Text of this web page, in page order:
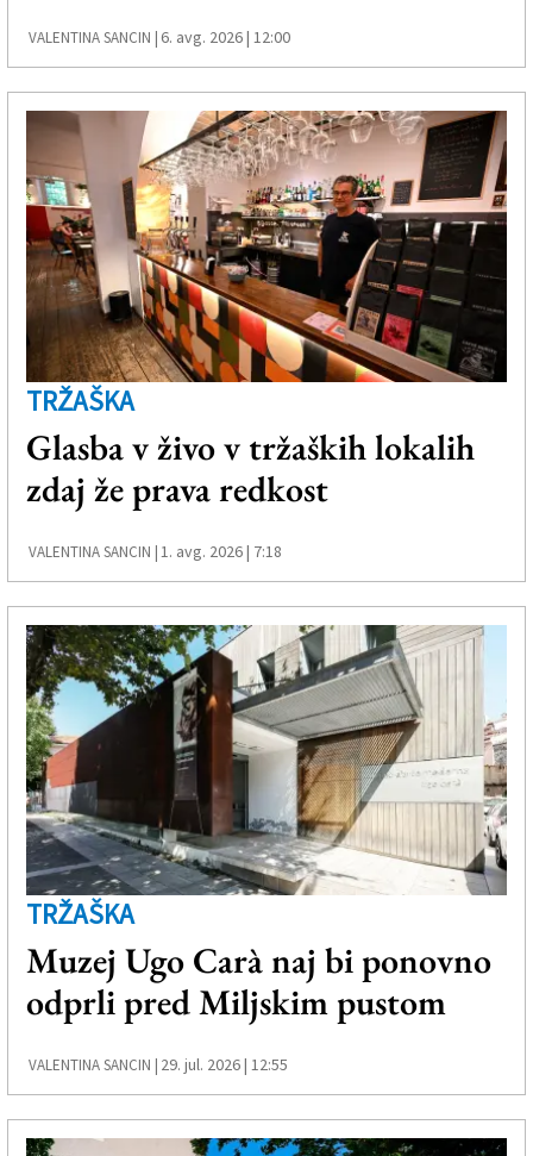
Zadruga PD
Naročnine
VALENTINA SANCIN | 6. avg. 2026 | 12:00
TRŽAŠKA
Glasba v živo v tržaških lokalih
zdaj že prava redkost
VALENTINA SANCIN | 1. avg. 2026 | 7:18
TRŽAŠKA
Muzej Ugo Carà naj bi ponovno
odprli pred Miljskim pustom
VALENTINA SANCIN | 29. jul. 2026 | 12:55